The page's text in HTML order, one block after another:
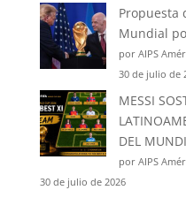
Propuesta
Mundial
por AIPS
30 de julio de
MESSI
DEL
por AIPS
30 de julio de 2026